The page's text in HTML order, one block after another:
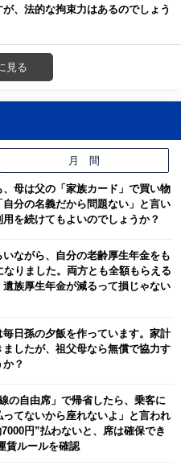
、法的な拘束力はあるのでしょう
見る
月 間
母は父の「家族カード」で買い物
自分の名義だから問題ない」と言い
を続けてもよいのでしょうか？
ながら、自分の老齢厚生年金をも
なりました。両方とも全額もらえる
遺族厚生年金が減るって損じゃない
日孫の夕飯を作っています。家計
したが、祖父母なら無償で協力す
？
の自由席」で帰省したら、乗客に
ってないから座れないよ」と言われ
円”払わないと、席は確保でき
賃ルールを確認